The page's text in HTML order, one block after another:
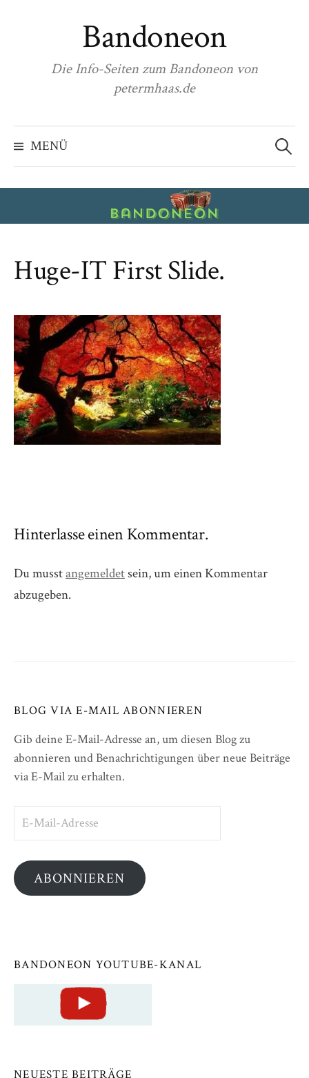
Bandoneon
Die Info-Seiten zum Bandoneon von
petermhaas.de
MENÜ
Suchen
nach:
Huge-IT First Slide.
Hinterlasse einen Kommentar.
Du musstangemeldetsein, um einen Kommentar
abzugeben.
BLOG VIA E-MAIL ABONNIEREN
Gib deine E-Mail-Adresse an, um diesen Blog zu
abonnieren und Benachrichtigungen über neue Beiträge
via E-Mail zu erhalten.
E-
ABONNIEREN
BANDONEON YOUTUBE-KANAL
NEUESTE BEITRÄGE